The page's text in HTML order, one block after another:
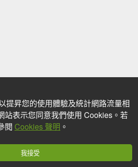
提昇您的使用體驗及統計網路流量相
站表示您同意我們使用 Cookies。若
閱 Cookies 聲明 。
我接受